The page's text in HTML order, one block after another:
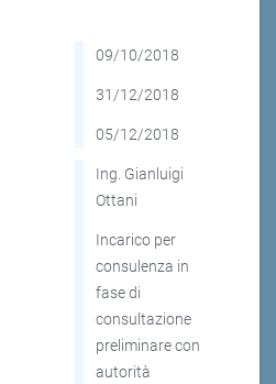
09/10/2018
31/12/2018
05/12/2018
Ing. Gianluigi
Ottani
Incarico per
consulenza in
fase di
consultazione
preliminare con
autorità